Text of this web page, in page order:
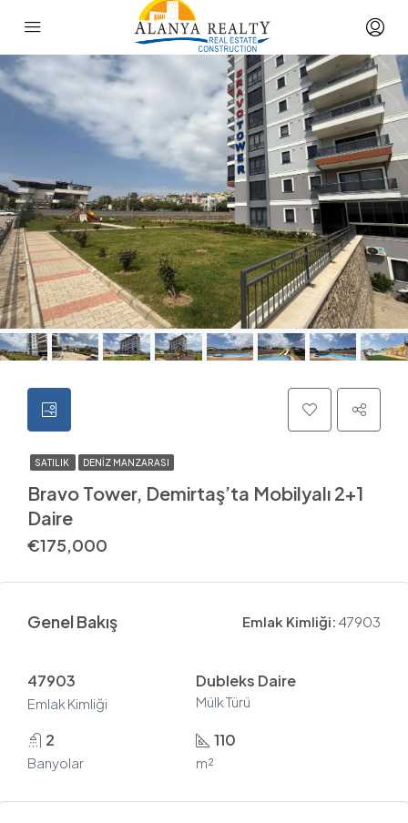
SATILIK DENIZ MANZARASI
Bravo Tower, Demirtaş’ta Mobilyalı 2+1
Daire
€175,000
Genel Bakış Emlak Kimliği: 47903
47903
Emlak Kimliği
Dubleks Daire
Mülk Türü
2
Banyolar
110
m²